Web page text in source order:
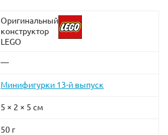
Оригинальный
конструктор
LEGO
—
Минифигурки 13-й выпуск
5 × 2 × 5 см
50 г